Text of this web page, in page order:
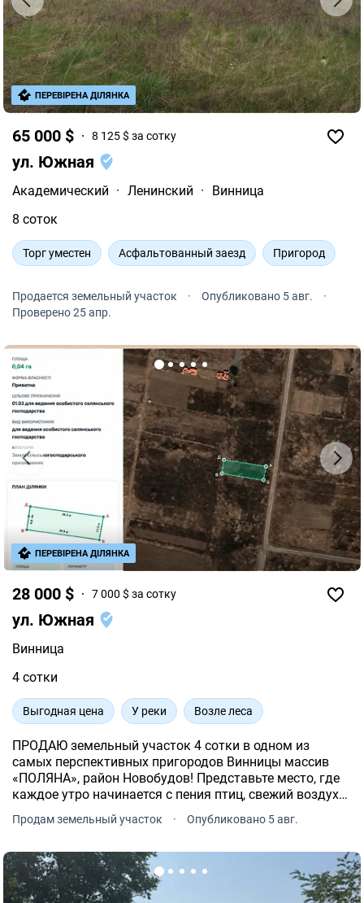
65 000 $ 8 125 $ за сотку
ул. Южная
Академический · Ленинский ·
Винница
8 соток
Торг уместен Асфальтованный заезд Пригород
Продается земельный участок · Опубликовано 5 авг.
·
Проверено 25 апр.
ПЕРЕВІРЕНА ДІЛЯНКА
28 000 $ 7 000 $ за сотку
ул. Южная
Винница
4 сотки
Выгодная цена У реки Возле леса
ПРОДАЮ земельный участок 4 сотки в одном из
самых перспективных пригородов Винницы массив
«ПОЛЯНА», район Новобудов! Представьте место, где
каждое утро начинается с пения птиц, свежий воздух
вашего дома шумит величественный Южный Буг.
Продам земельный участок · Опубликовано 5 авг.
ПЕРЕВІРЕНА ДІЛЯНКА